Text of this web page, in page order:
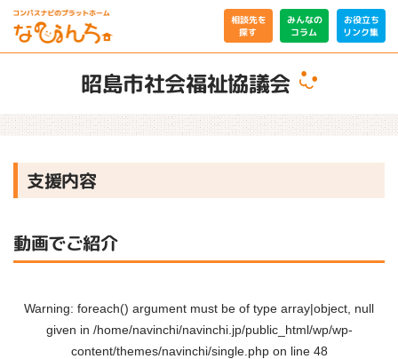
相談先を
探す
みんなの
コラム
お役立ち
リンク集
昭島市社会福祉協議会
支援内容
動画でご紹介
Warning: foreach() argument must be of type array|object, null
given in /home/navinchi/navinchi.jp/public_html/wp/wp-
content/themes/navinchi/single.phpon line 48